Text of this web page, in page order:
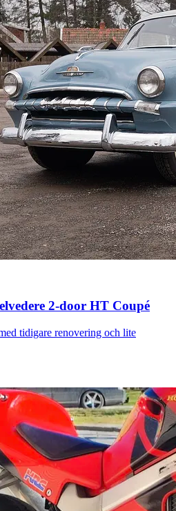
2-door HT Coupé
tidigare renovering och lite